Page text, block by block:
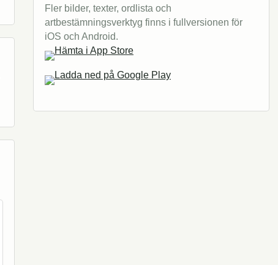
Fler bilder, texter, ordlista och
artbestämningsverktyg finns i fullversionen för
iOS och Android.